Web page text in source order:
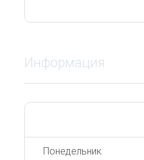
Информация
Понедельник